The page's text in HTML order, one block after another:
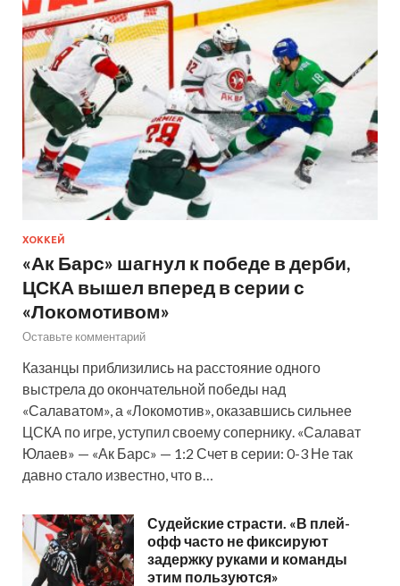
ХОККЕЙ
«Ак Барс» шагнул к победе в дерби,
ЦСКА вышел вперед в серии с
«Локомотивом»
Оставьте комментарий
Казанцы приблизились на расстояние одного
выстрела до окончательной победы над
«Салаватом», а «Локомотив», оказавшись сильнее
ЦСКА по игре, уступил своему сопернику. «Салават
Юлаев» — «Ак Барс» — 1:2 Счет в серии: 0-3 Не так
давно стало известно, что в…
Судейские страсти. «В плей-
офф часто не фиксируют
задержку руками и команды
этим пользуются»